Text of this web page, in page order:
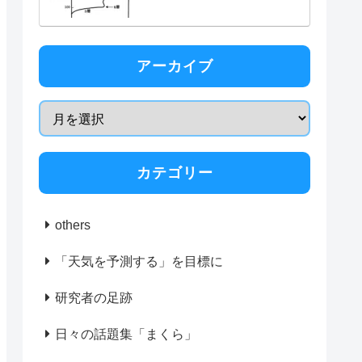
アーカイブ
カテゴリー
others
「天気を予測する」を目標に
研究者の足跡
日々の話題集「まくら」